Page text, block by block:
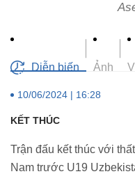
Diễn biến Ảnh
10/06/2024 | 16:28
KẾT THÚC
Trận đấu kết thúc với
Nam trước U19